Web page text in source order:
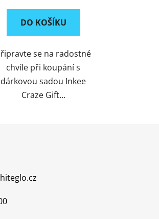
DO KOŠÍKU
se na radostné
chvíle při koupání s
dárkovou sadou Inkee
Craze Gift...